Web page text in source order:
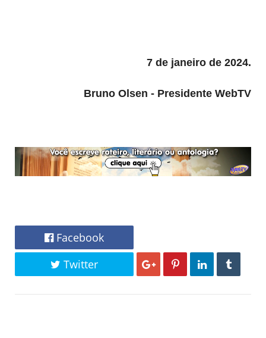
7 de janeiro de 2024.
Bruno Olsen - Presidente WebTV
Facebook
Twitter